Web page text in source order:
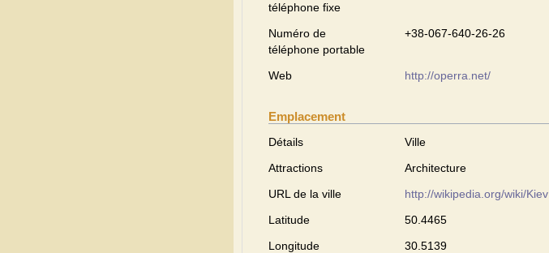
téléphone fixe
Numéro de
téléphone portable
+38-067-640-26-26
Web http://operra.net/
Emplacement
Détails
Ville
Attractions
Architecture
URL de la ville
http://wikipedia.org/wiki/Kiev
Latitude
50.4465
Longitude
30.5139